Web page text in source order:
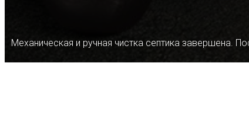
Механическая и ручная чистка септика завершена.